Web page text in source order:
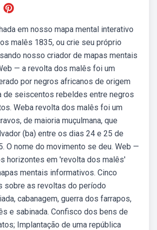
em nosso mapa mental interativo
malês 1835, ou crie seu próprio
nosso criador de mapas mentais
— a revolta dos malês foi um
por negros africanos de origem
de seiscentos rebeldes entre negros
Weba revolta dos malês foi um
de maioria muçulmana, que
(ba) entre os dias 24 e 25 de
O nome do movimento se deu. Web —
horizontes em 'revolta dos malês'
mentais informativos. Cinco
sobre as revoltas do período
cabanagem, guerra dos farrapos,
e sabinada. Confisco dos bens de
Implantação de uma república